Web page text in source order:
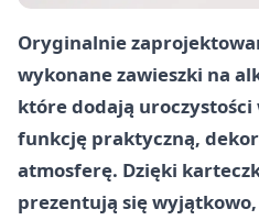
Oryginalnie
wykonane zawieszki na
które dodają uroczystości
funkcję praktyczną,
atmosferę. Dzięki
prezentują się